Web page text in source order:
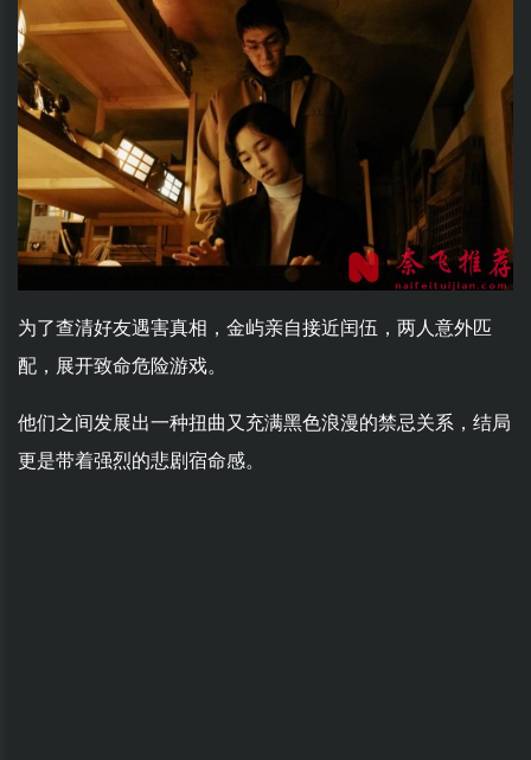
为了查清好友遇害真相，金屿亲自接近闰伍，两人意外匹
配，展开致命危险游戏。
他们之间发展出一种扭曲又充满黑色浪漫的禁忌关系，结局
更是带着强烈的悲剧宿命感。